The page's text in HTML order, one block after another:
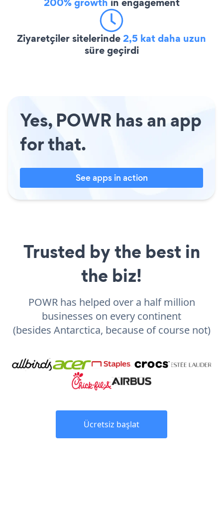
Ziyaretçiler sitelerinde2,5 kat daha uzun
süre geçirdi
Yes, POWR has an app
for that.
See apps in action
Trusted by the best in
the biz!
POWR has helped over a half million
businesses on every continent
(besides Antarctica, because of course not)
Ücretsiz başlat